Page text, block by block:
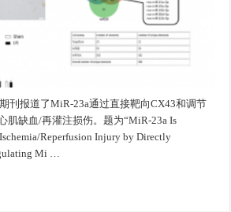
报道了MiR-23a通过直接靶向CX43和调节
肌缺血/再灌注损伤。题为“MiR-23a Is
Reperfusion Injury by Directly
Mi …